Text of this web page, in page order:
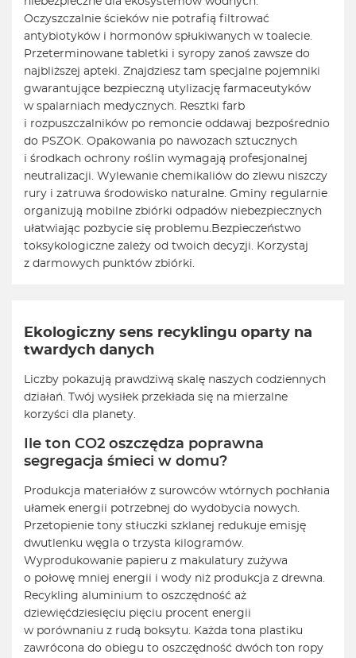
Oczyszczalnie ścieków nie potrafią filtrować
antybiotyków i hormonów spłukiwanych w toalecie.
Przeterminowane tabletki i syropy zanoś zawsze do
najbliższej apteki. Znajdziesz tam specjalne pojemniki
gwarantujące bezpieczną utylizację farmaceutyków
w spalarniach medycznych. Resztki farb
i rozpuszczalników po remoncie oddawaj bezpośrednio
do PSZOK. Opakowania po nawozach sztucznych
i środkach ochrony roślin wymagają profesjonalnej
neutralizacji. Wylewanie chemikaliów do zlewu niszczy
rury i zatruwa środowisko naturalne. Gminy regularnie
organizują mobilne zbiórki odpadów niebezpiecznych
ułatwiając pozbycie się problemu. Bezpieczeństwo
toksykologiczne zależy od twoich decyzji. Korzystaj
z darmowych punktów zbiórki.
Ekologiczny sens recyklingu oparty na
twardych danych
Liczby pokazują prawdziwą skalę naszych codziennych
działań. Twój wysiłek przekłada się na mierzalne
korzyści dla planety.
Ile ton CO2 oszczędza poprawna
segregacja śmieci w domu?
Produkcja materiałów z surowców wtórnych pochłania
ułamek energii potrzebnej do wydobycia nowych.
Przetopienie tony stłuczki szklanej redukuje emisję
dwutlenku węgla o trzysta kilogramów.
Wyprodukowanie papieru z makulatury zużywa
o połowę mniej energii i wody niż produkcja z drewna.
Recykling aluminium to oszczędność aż
dziewięćdziesięciu pięciu procent energii
w porównaniu z rudą boksytu. Każda tona plastiku
zawrócona do obiegu to oszczędność dwóch ton ropy